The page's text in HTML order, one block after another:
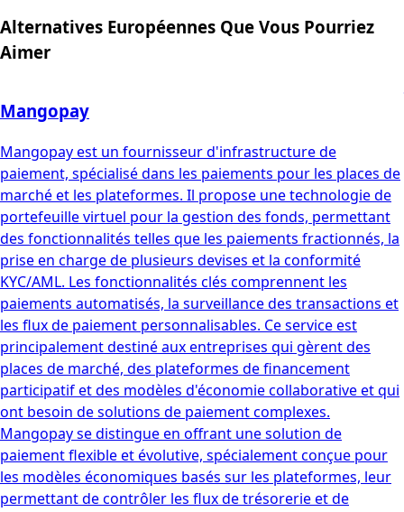
Alternatives Européennes Que Vous Pourriez
Aimer
Mangopay
Mangopay est un fournisseur d'infrastructure de
paiement, spécialisé dans les paiements pour les places de
marché et les plateformes. Il propose une technologie de
portefeuille virtuel pour la gestion des fonds, permettant
des fonctionnalités telles que les paiements fractionnés, la
prise en charge de plusieurs devises et la conformité
KYC/AML. Les fonctionnalités clés comprennent les
paiements automatisés, la surveillance des transactions et
les flux de paiement personnalisables. Ce service est
principalement destiné aux entreprises qui gèrent des
places de marché, des plateformes de financement
participatif et des modèles d'économie collaborative et qui
ont besoin de solutions de paiement complexes.
Mangopay se distingue en offrant une solution de
paiement flexible et évolutive, spécialement conçue pour
les modèles économiques basés sur les plateformes, leur
permettant de contrôler les flux de trésorerie et de